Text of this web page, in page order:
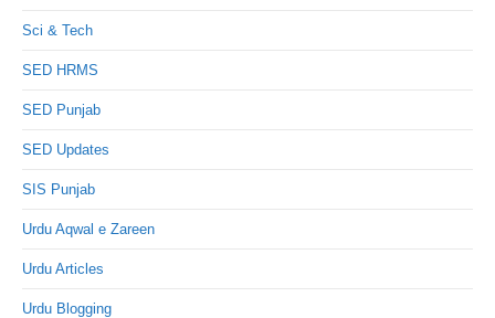
Sci & Tech
SED HRMS
SED Punjab
SED Updates
SIS Punjab
Urdu Aqwal e Zareen
Urdu Articles
Urdu Blogging